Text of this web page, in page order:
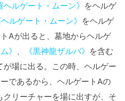
ヘルゲート・ムーン》 をヘルゲ
ヘルゲート・ムーン》 をヘルゲ
Aが出ると、墓地からヘルゲ
》 、 《黒神龍ザルバ》 を含む
場に出る。この時、ヘルゲー
であるから、ヘルゲートAの
リーチャーを場に出すが、そ